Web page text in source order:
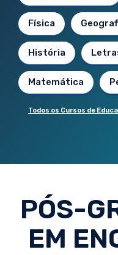
Física
História
Matemática
Todos os Cursos de
PÓS-
EM